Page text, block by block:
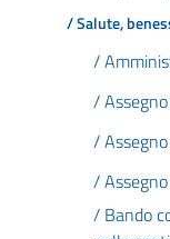
/ Salute,
/
/
/
/
/ Bando